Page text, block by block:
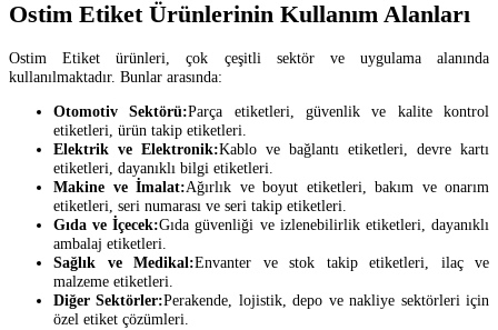
Ostim Etiket Ürünlerinin Kullanım Alanları
Ostim Etiket ürünleri, çok çeşitli sektör ve uygulama alanında
kullanılmaktadır. Bunlar arasında:
Otomotiv Sektörü:Parça etiketleri, güvenlik ve kalite kontrol
etiketleri, ürün takip etiketleri.
Elektrik ve Elektronik:Kablo ve bağlantı etiketleri, devre kartı
etiketleri, dayanıklı bilgi etiketleri.
Makine ve İmalat:Ağırlık ve boyut etiketleri, bakım ve onarım
etiketleri, seri numarası ve seri takip etiketleri.
Gıda ve İçecek:Gıda güvenliği ve izlenebilirlik etiketleri, dayanıklı
ambalaj etiketleri.
Sağlık ve Medikal:Envanter ve stok takip etiketleri, ilaç ve
malzeme etiketleri.
Diğer Sektörler:Perakende, lojistik, depo ve nakliye sektörleri için
özel etiket çözümleri.